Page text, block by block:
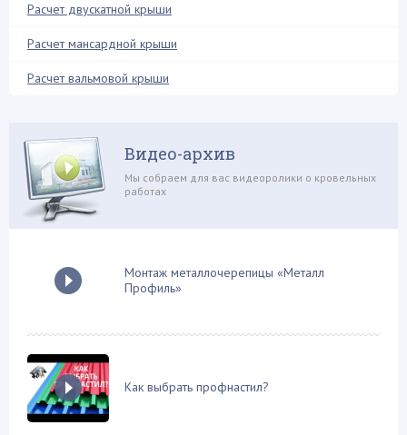
Молниезащита
Мягкая кровля
Натуральная кровля
Обустройство балкона
Односкатная крыша
Ондулин
Проектирование и расчеты
Системы обогрева
Снегозадержатели
Софиты и свесы
Расчет двускатной крыши
Расчет мансардной крыши
Расчет вальмовой крыши
Видео-архив
Мы собраем для вас видеоролики о кровельных
работах
Монтаж металлочерепицы «Металл
Профиль»
Как выбрать профнастил?